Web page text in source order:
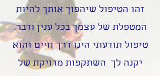
זהו הטיפול שיהפוך אותך להיות
המטפלת של עצמך בכל ענין ודבר.
טיפול תודעתי הינו דרך חיים והוא
יקנה לך השתקפות מדויקת של